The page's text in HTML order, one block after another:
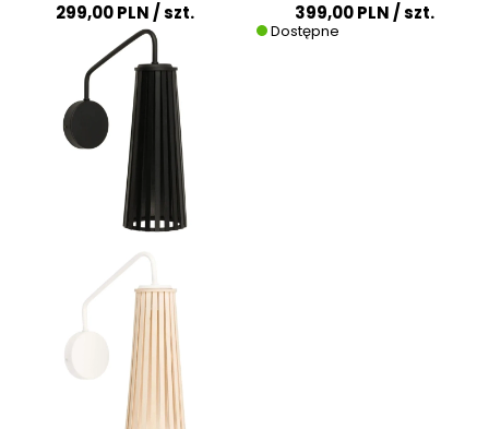
299,00 PLN/ szt. 399,00 PLN/ szt.
Dostępne